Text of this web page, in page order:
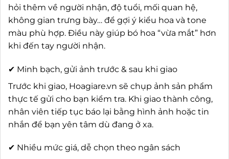
hỏi thêm về người nhận, độ tuổi, mối quan hệ,
không gian trưng bày… để gợi ý kiểu hoa và tone
màu phù hợp. Điều này giúp bó hoa “vừa mắt” hơn
khi đến tay người nhận.
✔ Minh bạch, gửi ảnh trước & sau khi giao
Trước khi giao, Hoagiare.vn sẽ chụp ảnh sản phẩm
thực tế gửi cho bạn kiểm tra. Khi giao thành công,
nhân viên tiếp tục báo lại bằng hình ảnh hoặc tin
nhắn để bạn yên tâm dù đang ở xa.
✔ Nhiều mức giá, dễ chọn theo ngân sách